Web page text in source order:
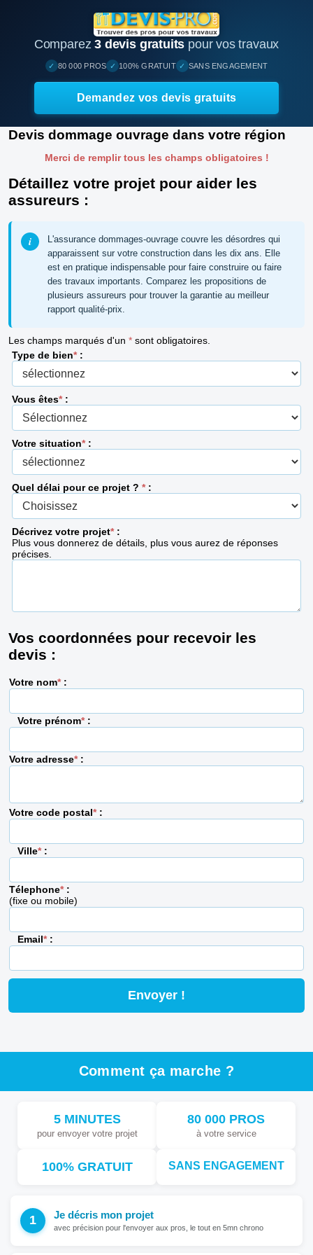
Comparez3 devis gratuits pour vos travaux
✓ 80 000 PROS ✓ 100% GRATUIT ✓ SANS ENGAGEMENT
Demandez vos devis gratuits
Devis dommage ouvrage dans votre région
Merci de remplir tous les champs obligatoires !
Détaillez votre projet pour aider les
assureurs :
L'assurance dommages-ouvrage couvre les désordres qui
apparaissent sur votre construction dans les dix ans. Elle
est en pratique indispensable pour faire construire ou faire
des travaux importants. Comparez les propositions de
plusieurs assureurs pour trouver la garantie au meilleur
rapport qualité-prix.
Les champs marqués d'un * sont obligatoires.
Type de bien*:
Vous êtes*:
Votre situation*:
Quel délai pour ce projet ? *:
Décrivez votre projet*:
Plus vous donnerez de détails, plus vous aurez de réponses
précises.
Vos coordonnées pour recevoir les
devis :
Votre nom*:
Votre prénom*:
Votre adresse*:
Votre code postal*:
Ville*:
Télephone*:
(fixe ou mobile)
Email*:
Comment ça marche ?
5 MINUTES
pour envoyer votre projet
80 000 PROS
à votre service
100% GRATUIT SANS ENGAGEMENT
Je décris mon projet
avec précision pour l'envoyer aux pros, le tout en 5mn chrono